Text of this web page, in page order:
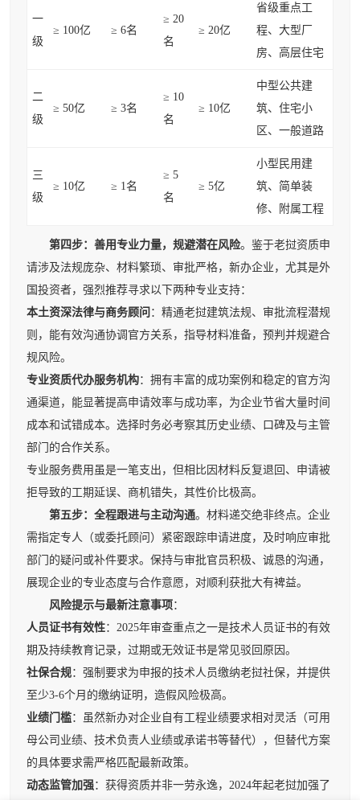
一
级
≥ 100亿 ≥ 6名
≥ 20
名
≥ 20亿
省级重点工
程、大型厂
房、高层住宅
二
级
≥ 50亿 ≥ 3名
≥ 10
名
≥ 10亿
中型公共建
筑、住宅小
区、一般道路
三
级
≥ 10亿 ≥ 1名
≥ 5
名
≥ 5亿
小型民用建
筑、简单装
修、附属工程
第四步：善用专业力量，规避潜在风险。鉴于老挝资质申
请涉及法规庞杂、材料繁琐、审批严格，新办企业，尤其是外
国投资者，强烈推荐寻求以下两种专业支持：
本土资深法律与商务顾问 ：精通老挝建筑法规、审批流程潜规
则，能有效沟通协调官方关系，指导材料准备，预判并规避合
规风险。
专业资质代办服务机构：拥有丰富的成功案例和稳定的官方沟
通渠道，能显著提高申请效率与成功率，为企业节省大量时间
成本和试错成本。选择时务必考察其历史业绩、口碑及与主管
部门的合作关系。
专业服务费用虽是一笔支出，但相比因材料反复退回、申请被
拒导致的工期延误、商机错失，其性价比极高。
第五步：全程跟进与主动沟通。材料递交绝非终点。企业
需指定专人（或委托顾问）紧密跟踪申请进度，及时响应审批
部门的疑问或补件要求。保持与审批官员积极、诚恳的沟通，
展现企业的专业态度与合作意愿，对顺利获批大有裨益。
风险提示与最新注意事项：
人员证书有效性：2025年审查重点之一是技术人员证书的有效
期及持续教育记录，过期或无效证书是常见驳回原因。
社保合规：强制要求为申报的技术人员缴纳老挝社保，并提供
至少3-6个月的缴纳证明，造假风险极高。
业绩门槛：虽然新办对企业自有工程业绩要求相对灵活（可用
母公司业绩、技术负责人业绩或承诺书等替代），但替代方案
的具体要求需严格匹配最新政策。
动态监管加强：获得资质并非一劳永逸，2024年起老挝加强了